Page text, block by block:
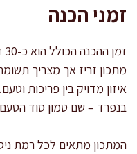
זמני הכנה
מתכון זריז אך מצריך
איזון מדויק בין פריכות
בנפרד – שם טמון סוד
המתכון מתאים לכל רמת